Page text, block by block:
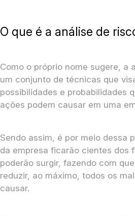
O que é a análise de
Como o próprio nome sugere, a
um conjunto de técnicas que
possibilidades e probabilidades
ações podem causar em uma
Sendo assim, é por meio dessa
da empresa ficarão cientes dos
poderão surgir, fazendo com
reduzir, ao máximo, todos os
causar.